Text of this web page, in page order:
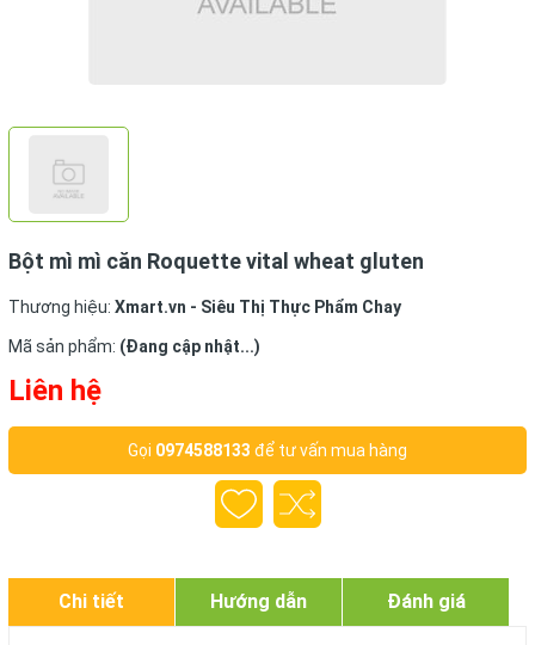
Bột mì mì căn Roquette vital wheat gluten
Thương hiệu: Xmart.vn - Siêu Thị Thực Phẩm Chay
Mã sản phẩm: (Đang cập nhật...)
Liên hệ
Gọi 0974588133 để tư vấn mua hàng
Chi tiết Hướng dẫn Đánh giá